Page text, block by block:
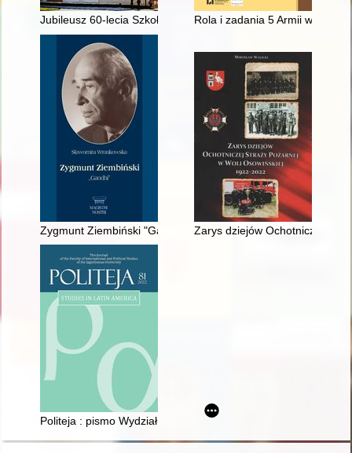
Jubileusz 60-lecia Szkoły Podstawowej nr 16 im. Władysława
Rola i zadania 5 Armii
Zygmunt Ziembiński "Gandhi" Zarys dziejów Ochotniczej
Politeja : pismo Wydziału Studiów Międzynarodowych i